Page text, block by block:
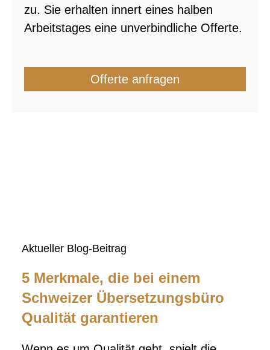
zu. Sie erhalten innert eines halben
Arbeitstages eine unverbindliche Offerte.
Offerte anfragen
Aktueller Blog-Beitrag
5 Merkmale, die bei einem
Schweizer Übersetzungsbüro
Qualität garantieren